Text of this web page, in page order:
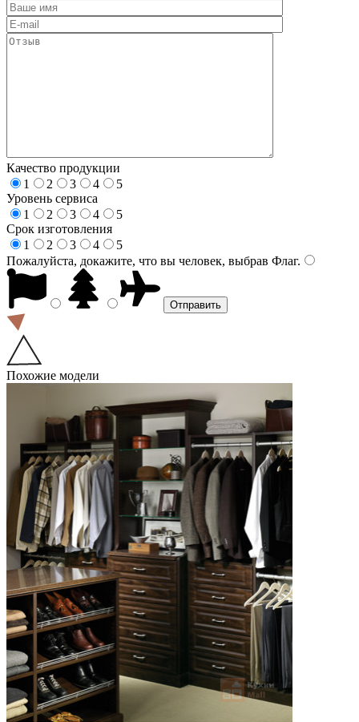
Качество продукции
1
2 3 4
5
Уровень сервиса
1
2 3 4
5
Срок изготовления
1
2 3 4
5
Пожалуйста, докажите, что вы человек, выбрав Флаг.
Похожие модели